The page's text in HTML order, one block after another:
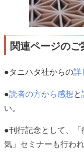
関連ページのご
●タニハタ社からの詳
●読者の方から感想と
い。
●刊行記念として、
気」セミナーも行われ